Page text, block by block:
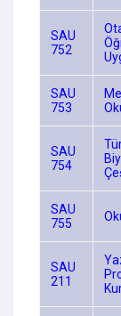
SAU
752
SAU
753
SAU
754
SAU
755
SAU
211